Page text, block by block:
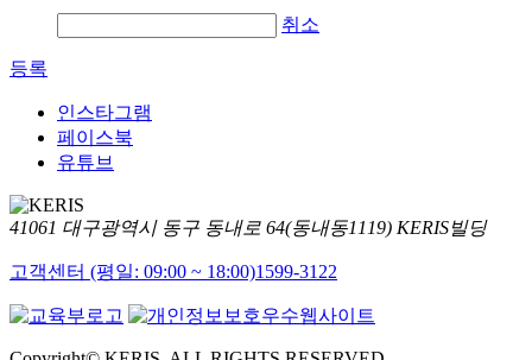
취소
등록
인스타그램
페이스북
유튜브
41061 대구광역시 동구 동내로 64(동내동1119) KERIS빌딩
고객센터 (평일: 09:00 ~ 18:00)1599-3122